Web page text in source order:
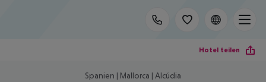
Hotel teilen
Spanien | Mallorca | Alcúdia